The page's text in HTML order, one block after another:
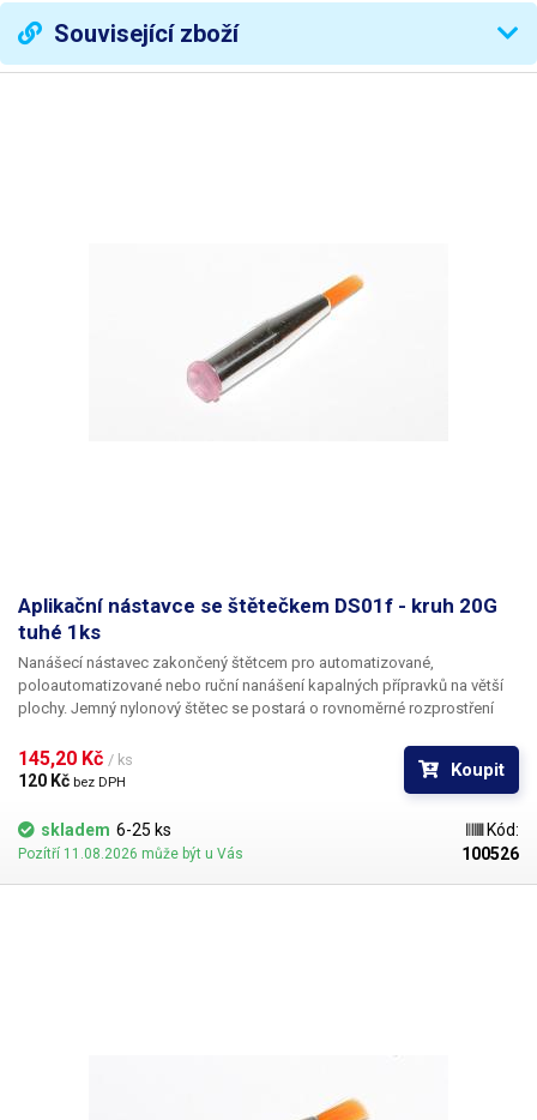
Související zboží
Aplikační nástavce se štětečkem DS01f - kruh 20G
tuhé 1ks
Nanášecí nástavec zakončený štětcem pro automatizované,
poloautomatizované nebo ruční nanášení kapalných přípravků na větší
plochy. Jemný nylonový štětec se postará o rovnoměrné rozprostření
Nabízíme nástavce se dvěma tuhostmi štětce; pro hrubší povrchy a
hustší kapaliny je vhodnější štětec s tužšími a silnějšími vlákny; proto
jsou všechny dispenzní nástavce vyrobeny ve dvou provedeních
145,20 Kč / ks
120 Kč bez DPH
Koupit
skladem 6-25 ks
Pozítří 11.08.2026 může být u Vás
Kód:
100526